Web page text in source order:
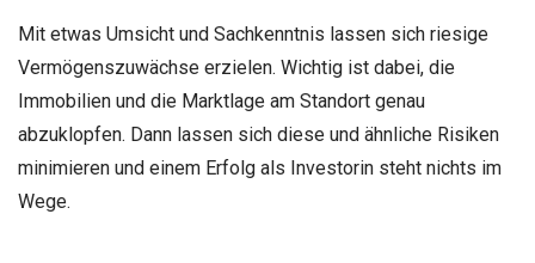
Mit etwas Umsicht und Sachkenntnis lassen sich riesige
Vermögenszuwächse erzielen. Wichtig ist dabei, die
Immobilien und die Marktlage am Standort genau
abzuklopfen. Dann lassen sich diese und ähnliche Risiken
minimieren und einem Erfolg als Investorin steht nichts im
Wege.